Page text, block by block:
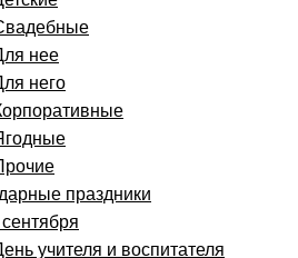
нее
него
праздники
сентября
учителя и воспитателя